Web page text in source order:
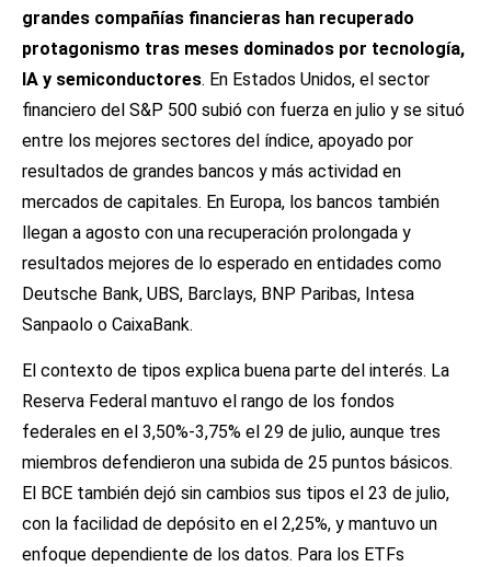
grandes compañías financieras han recuperado
protagonismo tras meses dominados por tecnología,
IA y semiconductores. En Estados Unidos, el sector
financiero del S&P 500 subió con fuerza en julio y se situó
entre los mejores sectores del índice, apoyado por
resultados de grandes bancos y más actividad en
mercados de capitales. En Europa, los bancos también
llegan a agosto con una recuperación prolongada y
resultados mejores de lo esperado en entidades como
Deutsche Bank, UBS, Barclays, BNP Paribas, Intesa
Sanpaolo o CaixaBank.
El contexto de tipos explica buena parte del interés. La
Reserva Federal mantuvo el rango de los fondos
federales en el 3,50%-3,75% el 29 de julio, aunque tres
miembros defendieron una subida de 25 puntos básicos.
El BCE también dejó sin cambios sus tipos el 23 de julio,
con la facilidad de depósito en el 2,25%, y mantuvo un
enfoque dependiente de los datos. Para los ETFs